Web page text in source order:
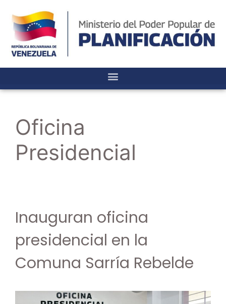
Oficina
Presidencial
Inauguran oficina
presidencial en la
Comuna Sarría Rebelde